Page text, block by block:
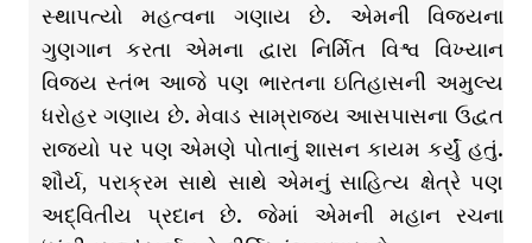
સ્થાપત્યો મહત્વના ગણાય છે. એમની વિજયના
ગુણગાન કરતા એમના દ્વારા નિર્મિત વિશ્વ વિખ્યાન
વિજય સ્તંભ આજે પણ ભારતના ઇતિહાસની અમુલ્ય
ધરોહર ગણાય છે. મેવાડ સામ્રાજ્ય આસપાસના ઉદ્વત
રાજ્યો પર પણ એમણે પોતાનું શાસન કાયમ કર્યું હતું.
શૌર્ય, પરાક્રમ સાથે સાથે એમનું સાહિત્ય ક્ષેત્રે પણ
અદ્વિતીય પ્રદાન છે. જેમાં એમની મહાન રચના